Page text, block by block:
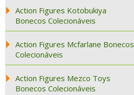
Action Figures Kotobukiya
Bonecos Colecionáveis
Action Figures Mcfarlane Bonecos
Colecionáveis
Action Figures Mezco Toys
Bonecos Colecionáveis